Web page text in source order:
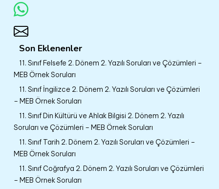
Son Eklenenler
11. Sınıf Felsefe 2. Dönem 2. Yazılı Soruları ve Çözümleri –
MEB Örnek Soruları
11. Sınıf İngilizce 2. Dönem 2. Yazılı Soruları ve Çözümleri
– MEB Örnek Soruları
11. Sınıf Din Kültürü ve Ahlak Bilgisi 2. Dönem 2. Yazılı
Soruları ve Çözümleri – MEB Örnek Soruları
11. Sınıf Tarih 2. Dönem 2. Yazılı Soruları ve Çözümleri –
MEB Örnek Soruları
11. Sınıf Coğrafya 2. Dönem 2. Yazılı Soruları ve Çözümleri
– MEB Örnek Soruları